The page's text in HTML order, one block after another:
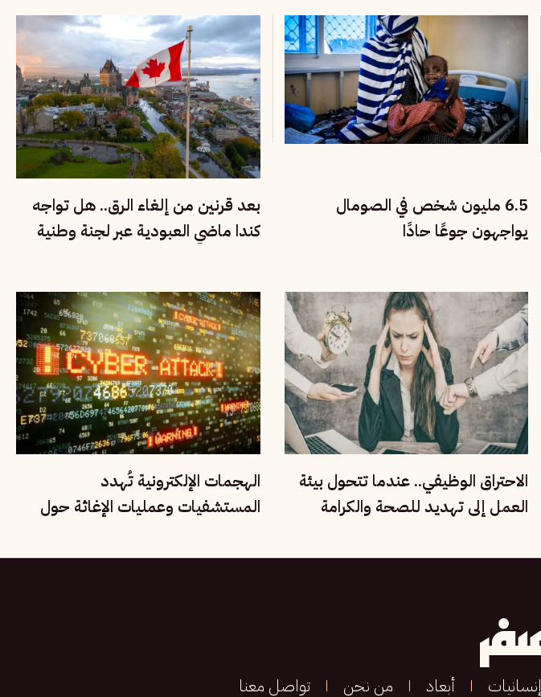
6.5 مليون شخص في الصومال
يواجهون جوعًا حادًا
بعد قرنين من إلغاء الرق.. هل تواجه
كندا ماضي العبودية عبر لجنة وطنية
الاحتراق الوظيفي.. عندما تتحول بيئة
العمل إلى تهديد للصحة والكرامة
الهجمات الإلكترونية تُهدد
المستشفيات وعمليات الإغاثة حول
إنسانيات أبعاد من نحن تواصل معنا